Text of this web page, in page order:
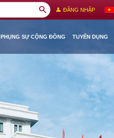
search person ĐĂNG NHẬP
PHỤNG SỰ CỘNG ĐỒNG TUYỂN DỤNG